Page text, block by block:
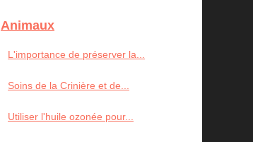
Animaux
L'importance de préserver la...
Soins de la Crinière et de...
Utiliser l'huile ozonée pour...